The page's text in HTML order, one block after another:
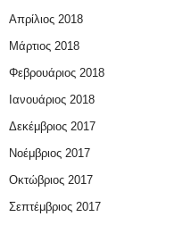
Απρίλιος 2018
Μάρτιος 2018
Φεβρουάριος 2018
Ιανουάριος 2018
Δεκέμβριος 2017
Νοέμβριος 2017
Οκτώβριος 2017
Σεπτέμβριος 2017